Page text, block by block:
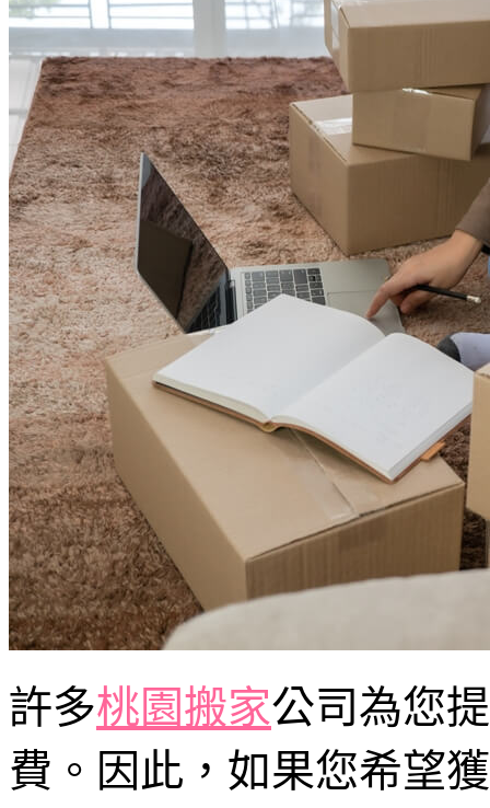
許多桃園搬家公司為您
費。因此，如果您希望